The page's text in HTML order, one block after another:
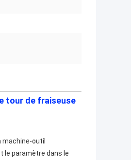
tour de fraiseuse
machine-outil
le paramètre dans le